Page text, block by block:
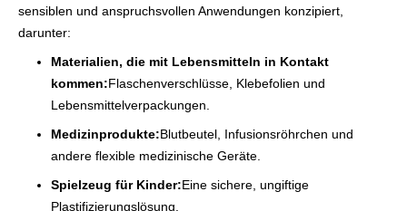
sensiblen und anspruchsvollen Anwendungen konzipiert,
darunter:
Materialien, die mit Lebensmitteln in Kontakt
kommen:Flaschenverschlüsse, Klebefolien und
Lebensmittelverpackungen.
Medizinprodukte:Blutbeutel, Infusionsröhrchen und
andere flexible medizinische Geräte.
Spielzeug für Kinder:Eine sichere, ungiftige
Plastifizierungslösung.